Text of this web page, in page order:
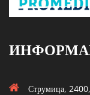
Струмица,